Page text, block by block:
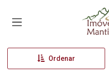
Ordenar